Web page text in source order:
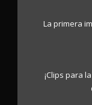
La primera
¡Clips para